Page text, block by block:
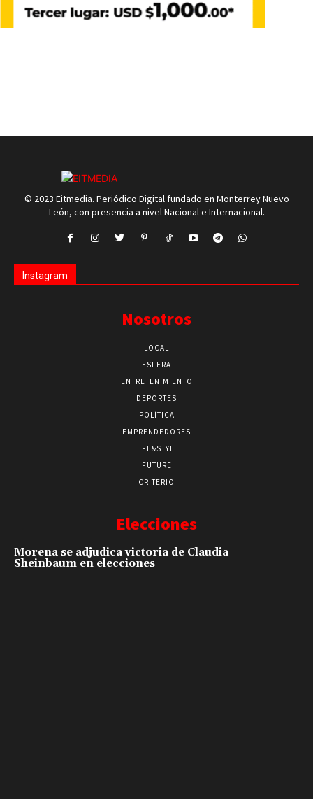
© 2023 Eitmedia. Periódico Digital fundado en Monterrey Nuevo
León, con presencia a nivel Nacional e Internacional.
Instagram
Nosotros
LOCAL
ESFERA
ENTRETENIMIENTO
DEPORTES
POLÍTICA
EMPRENDEDORES
LIFE&STYLE
FUTURE
CRITERIO
Elecciones
Morena se adjudica victoria de Claudia
Sheinbaum en elecciones